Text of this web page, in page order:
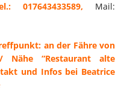
017643433589, Mail:
an der Fähre von
Nähe “Restaurant alte
und Infos bei Beatrice